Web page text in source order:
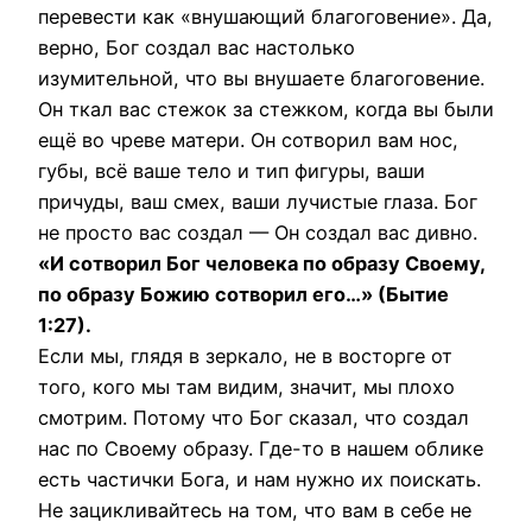
перевести как «внушающий благоговение». Да,
верно, Бог создал вас настолько
изумительной, что вы внушаете благоговение.
Он ткал вас стежок за стежком, когда вы были
ещё во чреве матери. Он сотворил вам нос,
губы, всё ваше тело и тип фигуры, ваши
причуды, ваш смех, ваши лучистые глаза. Бог
не просто вас создал — Он создал вас дивно.
«И сотворил Бог человека по образу Своему,
по образу Божию сотворил его…» (Бытие
1:27).
Если мы, глядя в зеркало, не в восторге от
того, кого мы там видим, значит, мы плохо
смотрим. Потому что Бог сказал, что создал
нас по Своему образу. Где-то в нашем облике
есть частички Бога, и нам нужно их поискать.
Не зацикливайтесь на том, что вам в себе не